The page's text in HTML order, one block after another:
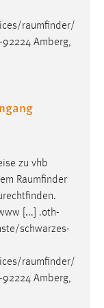
raumfinder/
92224 Amberg,
zu vhb
Raumfinder
[...] .oth-
schwarzes-
raumfinder/
92224 Amberg,